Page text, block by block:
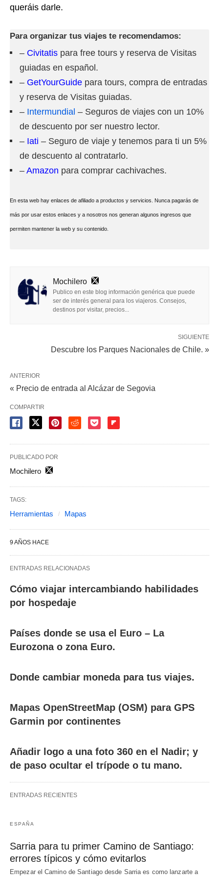
queráis darle.
Para organizar tus viajes te recomendamos:
– Civitatis para free tours y reserva de Visitas
guiadas en español.
– GetYourGuide para tours, compra de entradas
y reserva de Visitas guiadas.
– Intermundial – Seguros de viajes con un 10%
de descuento por ser nuestro lector.
– Iati – Seguro de viaje y tenemos para ti un 5%
de descuento al contratarlo.
– Amazon para comprar cachivaches.
En esta web hay enlaces de afiliado a productos y servicios. Nunca pagarás de
más por usar estos enlaces y a nosotros nos generan algunos ingresos que
permiten mantener la web y su contenido.
Mochilero
Publico en este blog información genérica que puede
ser de interés general para los viajeros. Consejos,
destinos por visitar, precios...
SIGUIENTE
Descubre los Parques Nacionales de Chile. »
ANTERIOR
« Precio de entrada al Alcázar de Segovia
COMPARTIR
PUBLICADO POR
Mochilero
TAGS:
Herramientas Mapas
9 AÑOS HACE
ENTRADAS RELACIONADAS
Cómo viajar intercambiando habilidades
por hospedaje
Países donde se usa el Euro – La
Eurozona o zona Euro.
Donde cambiar moneda para tus viajes.
Mapas OpenStreetMap (OSM) para GPS
Garmin por continentes
Añadir logo a una foto 360 en el Nadir; y
de paso ocultar el trípode o tu mano.
ENTRADAS RECIENTES
ESPAÑA
Sarria para tu primer Camino de Santiago:
errores típicos y cómo evitarlos
Empezar el Camino de Santiago desde Sarria es como lanzarte a